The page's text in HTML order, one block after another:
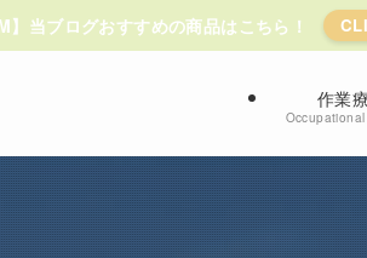
】当ブログおすすめの商品はこちら！
作業